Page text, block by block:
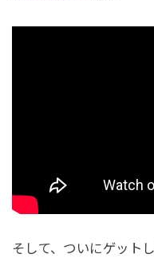
そして、ついにゲット